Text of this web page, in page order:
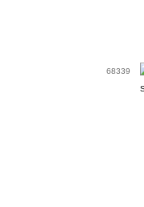
68339